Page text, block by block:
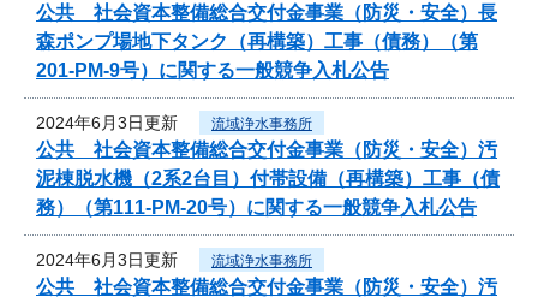
公共 社会資本整備総合交付金事業（防災・安全）長
森ポンプ場地下タンク（再構築）工事（債務）（第
201-PM-9号）に関する一般競争入札公告
2024年6月3日更新 流域浄水事務所
公共 社会資本整備総合交付金事業（防災・安全）汚
泥棟脱水機（2系2台目）付帯設備（再構築）工事（債
務）（第111-PM-20号）に関する一般競争入札公告
2024年6月3日更新 流域浄水事務所
公共 社会資本整備総合交付金事業（防災・安全）汚